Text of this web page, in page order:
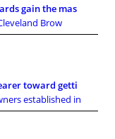
gain the mas
Brow
toward getti
established in